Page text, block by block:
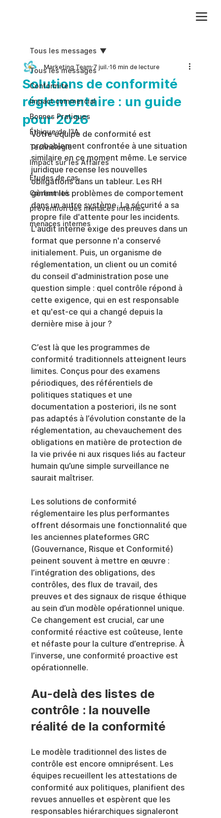
Tous les messages
Conformite
Impact commercial
Bonnes Pratiques
Éthique de l’IA
Technologie
Impact sur les Affaires
Études de cas
Conformité
prévention des menaces internes
menaces internes
Tous les messages
Solutions de conformité
réglementaire : un guide
pour 2026
Marketing Team 7 juil. 16 min de lecture
Votre équipe de conformité est
probablement confrontée à une situation
similaire en ce moment même. Le service
juridique recense les nouvelles
obligations dans un tableur. Les RH
gèrent les problèmes de comportement
dans un autre système. La sécurité a sa
propre file d'attente pour les incidents.
L'audit interne exige des preuves dans un
format que personne n'a conservé
initialement. Puis, un organisme de
réglementation, un client ou un comité
du conseil d'administration pose une
question simple : quel contrôle répond à
cette exigence, qui en est responsable
et qu'est-ce qui a changé depuis la
dernière mise à jour ?
C’est là que les programmes de
conformité traditionnels atteignent leurs
limites. Conçus pour des examens
périodiques, des référentiels de
politiques statiques et une
documentation a posteriori, ils ne sont
pas adaptés à l’évolution constante de la
réglementation, au chevauchement des
obligations en matière de protection de
la vie privée ni aux risques liés au facteur
humain qu’une simple surveillance ne
saurait maîtriser.
Les solutions de conformité
réglementaire les plus performantes
offrent désormais une fonctionnalité que
les anciennes plateformes GRC
(Gouvernance, Risque et Conformité)
peinent souvent à mettre en œuvre :
l’intégration des obligations, des
contrôles, des flux de travail, des
preuves et des signaux de risque éthique
au sein d’un modèle opérationnel unique.
Ce changement est crucial, car une
conformité réactive est coûteuse, lente
et néfaste pour la culture d’entreprise. À
l’inverse, une conformité proactive est
opérationnelle.
Au-delà des listes de
contrôle : la nouvelle
réalité de la conformité
Le modèle traditionnel des listes de
contrôle est encore omniprésent. Les
équipes recueillent les attestations de
conformité aux politiques, planifient des
revues annuelles et espèrent que les
responsables hiérarchiques signaleront